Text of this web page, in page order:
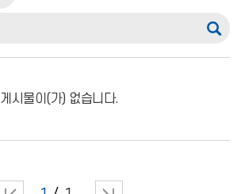
게시물이(가) 없습니다.